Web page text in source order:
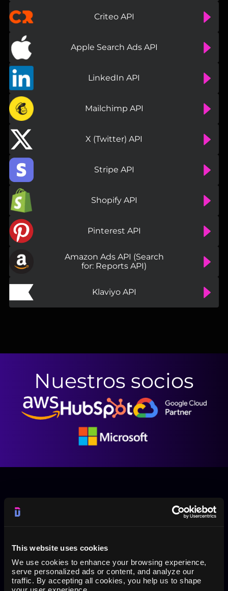
This website uses cookies
We use cookies to enhance your browsing experience,
serve personalized ads or content, and analyze our
traffic. By accepting all cookies, you help us to shape
Criteo API
Apple Search Ads API
LinkedIn API
Mailchimp API
X (Twitter) API
Stripe API
Shopify API
Pinterest API
Amazon Ads API (Search
for: Reports API)
Klaviyo API
Nuestros socios
Sheets, Data Studio, API con herramientas de BI
El complemento Dataslayer es una herramienta de
generación de informes para tus métricas de